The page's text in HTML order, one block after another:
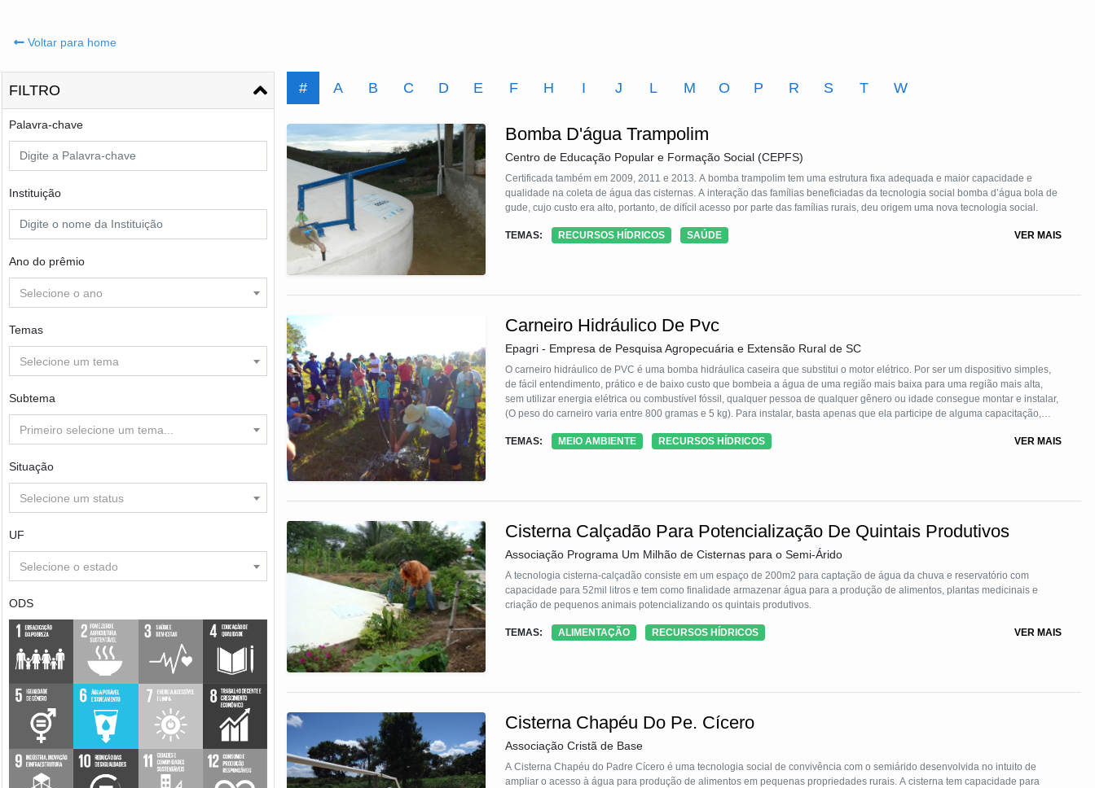
Voltar para home
FILTRO
Palavra-chave
Instituição
Ano do prêmio
Selecione o ano
Temas
Selecione um tema
Subtema
Primeiro selecione um tema...
Situação
Selecione um status
UF
Selecione o estado
ODS
# A B C D E F H I J L M O P R S T W
Bomba D'água Trampolim
Centro de Educação Popular e Formação Social (CEPFS)
Certificada também em 2009, 2011 e 2013. A bomba trampolim tem uma estrutura fixa adequada e maior capacidade e
qualidade na coleta de água das cisternas. A interação das famílias beneficiadas da tecnologia social bomba d’água bola de
gude, cujo custo era alto, portanto, de difícil acesso por parte das famílias rurais, deu origem uma nova tecnologia social.
TEMAS: RECURSOS HÍDRICOS SAÚDE VER MAIS
Carneiro Hidráulico De Pvc
Epagri - Empresa de Pesquisa Agropecuária e Extensão Rural de SC
O carneiro hidráulico de PVC é uma bomba hidráulica caseira que substitui o motor elétrico. Por ser um dispositivo simples,
de fácil entendimento, prático e de baixo custo que bombeia a água de uma região mais baixa para uma região mais alta,
sem utilizar energia elétrica ou combustível fóssil, qualquer pessoa de qualquer gênero ou idade consegue montar e instalar,
(O peso do carneiro varia entre 800 gramas e 5 kg). Para instalar, basta apenas que ela participe de alguma capacitação,
encontradas em lojas de material de construção de qualquer cidade e Estado.
TEMAS: MEIO AMBIENTE RECURSOS HÍDRICOS VER MAIS
Cisterna Calçadão Para Potencialização De Quintais Produtivos
Associação Programa Um Milhão de Cisternas para o Semi-Árido
A tecnologia cisterna-calçadão consiste em um espaço de 200m2 para captação de água da chuva e reservatório com
capacidade para 52mil litros e tem como finalidade armazenar água para a produção de alimentos, plantas medicinais e
criação de pequenos animais potencializando os quintais produtivos.
TEMAS: ALIMENTAÇÃO RECURSOS HÍDRICOS VER MAIS
Cisterna Chapéu Do Pe. Cícero
Associação Cristã de Base
A Cisterna Chapéu do Padre Cícero é uma tecnologia social de convivência com o semiárido desenvolvida no intuito de
ampliar o acesso à água para produção de alimentos em pequenas propriedades rurais. A cisterna tem capacidade para